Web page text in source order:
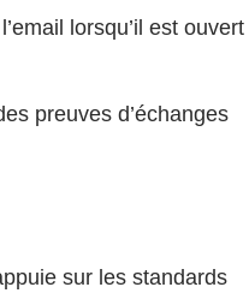
lorsqu’il est ouvert
preuves d’échanges
sur les standards